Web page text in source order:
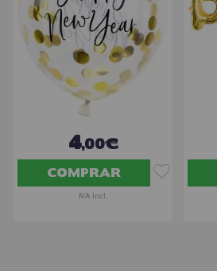
4,00€
COMPRAR
IVA Incl.